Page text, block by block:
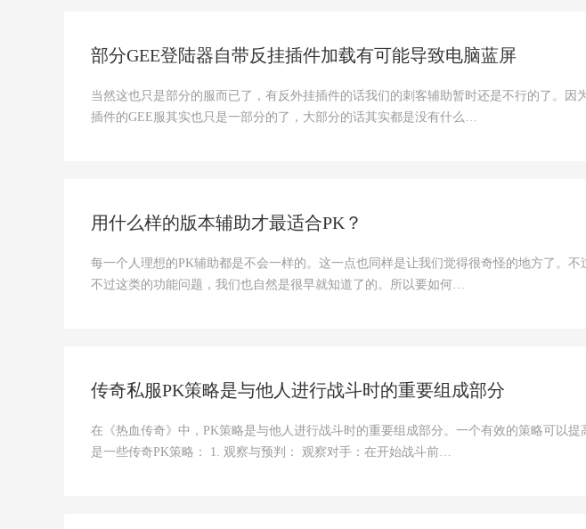
部分GEE登陆器自带反挂插件加载有可能导致电脑蓝屏
当然这也只是部分的服而已了，有反外挂插件的话我们的刺客辅助暂时还是不行的了。因
插件的GEE服其实也只是一部分的了，大部分的话其实都是没有什么…
用什么样的版本辅助才最适合PK？
每一个人理想的PK辅助都是不会一样的。这一点也同样是让我们觉得很奇怪的地方了。
不过这类的功能问题，我们也自然是很早就知道了的。所以要如何…
传奇私服PK策略是与他人进行战斗时的重要组成部分
在《热血传奇》中，PK策略是与他人进行战斗时的重要组成部分。一个有效的策略可以
是一些传奇PK策略： 1. 观察与预判： 观察对手：在开始战斗前…